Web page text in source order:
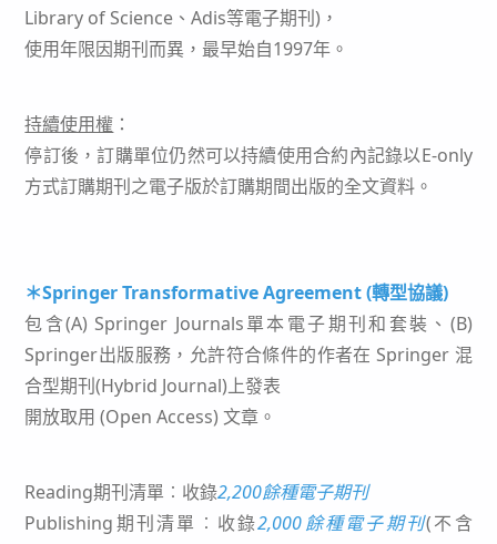
Library of Science、Adis等電子期刊)，
使用年限因期刊而異，最早始自1997年。
持續使用權 ：
停訂後，訂購單位仍然可以持續使用合約內記錄以E-only
方式訂購期刊之電子版於訂購期間出版的全文資料。
＊Springer Transformative Agreement (轉型協議)
包含(A) Springer Journals單本電子期刊和套裝、(B)
Springer出版服務，允許符合條件的作者在 Springer 混
合型期刊(Hybrid Journal)上發表
開放取用 (Open Access) 文章。
Reading期刊清單︰收錄2,200餘種電子期刊
Publishing期刊清單︰收錄2,000餘種電子期刊(不含